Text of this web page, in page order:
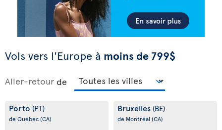
Vols vers l'Europe à moins de 799$
Aller-retour de
Porto (PT)
de Québec(CA)
Bruxelles (BE)
de Montréal (CA)